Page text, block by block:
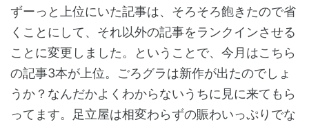
ずーっと上位にいた記事は、そろそろ飽きたので省
くことにして、それ以外の記事をランクインさせる
ことに変更しました。ということで、今月はこちら
の記事3本が上位。ごろグラは新作が出たのでしょ
うか？なんだかよくわからないうちに見に来てもら
ってます。足立屋は相変わらずの賑わいっぷりでな